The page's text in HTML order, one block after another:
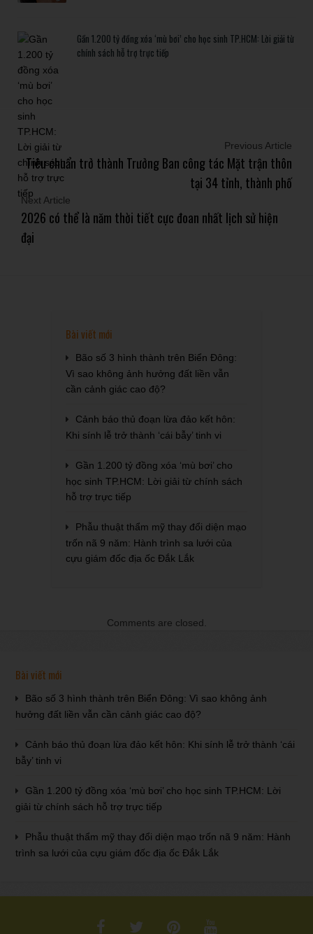
Gần 1.200 tỷ đồng xóa ‘mù bơi’ cho học sinh TP.HCM: Lời giải từ
chính sách hỗ trợ trực tiếp
Previous Article
Tiêu chuẩn trở thành Trưởng Ban công tác Mặt trận thôn
tại 34 tỉnh, thành phố
Next Article
2026 có thể là năm thời tiết cực đoan nhất lịch sử hiện
đại
Bài viết mới
Bão số 3 hình thành trên Biển Đông:
Vì sao không ảnh hưởng đất liền vẫn
cần cảnh giác cao độ?
Cảnh báo thủ đoạn lừa đảo kết hôn:
Khi sính lễ trở thành ‘cái bẫy’ tinh vi
Gần 1.200 tỷ đồng xóa ‘mù bơi’ cho
học sinh TP.HCM: Lời giải từ chính sách
hỗ trợ trực tiếp
Phẫu thuật thẩm mỹ thay đổi diện mạo
trốn nã 9 năm: Hành trình sa lưới của
cựu giám đốc địa ốc Đắk Lắk
Comments are closed.
Bài viết mới
Bão số 3 hình thành trên Biển Đông: Vì sao không ảnh
hưởng đất liền vẫn cần cảnh giác cao độ?
Cảnh báo thủ đoạn lừa đảo kết hôn: Khi sính lễ trở thành ‘cái
bẫy’ tinh vi
Gần 1.200 tỷ đồng xóa ‘mù bơi’ cho học sinh TP.HCM: Lời
giải từ chính sách hỗ trợ trực tiếp
Phẫu thuật thẩm mỹ thay đổi diện mạo trốn nã 9 năm: Hành
trình sa lưới của cựu giám đốc địa ốc Đắk Lắk